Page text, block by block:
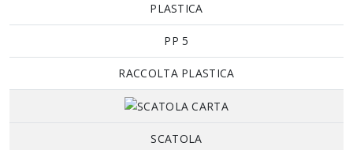
PLASTICA
PP 5
RACCOLTA PLASTICA
SCATOLA